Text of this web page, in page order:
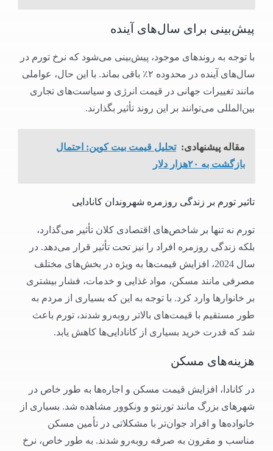
پیش‌بینی برای سال‌های آینده
با توجه به روندهای موجود، پیش‌بینی می‌شود که نرخ تورم در
سال‌های آینده در محدوده ۲٪ باقی بماند. با این حال، عواملی
مانند تغییرات جهانی در قیمت انرژی و سیاست‌های تجاری
بین‌المللی می‌توانند بر این روند تأثیر بگذارند.​
مقاله پیشنهادی: تحلیل قیمت بیت کوین: احتمال
بازگشت به ۲۰هزار دلار
تاثیر تورم بر زندگی روزمره شهروندان کانادایی
تورم نه تنها بر شاخص‌های اقتصادی کلان تأثیر می‌گذارد،
بلکه زندگی روزمره افراد را نیز تحت تأثیر قرار می‌دهد. در
سال 2024، افزایش قیمت‌ها به ویژه در بخش‌های مختلف
مصرفی مانند مسکن، مواد غذایی و خدمات، فشار بیشتری
بر خانوارها وارد کرد. با توجه به این که بسیاری از مردم به
طور مستقیم با قیمت‌های بالاتر روبه‌رو شدند، تورم باعث
شد که قدرت خرید بسیاری از کانادایی‌ها کاهش یابد.
هزینه‌های مسکن
در کانادا، افزایش قیمت مسکن و اجاره‌ها به طور خاص در
شهرهای بزرگ مانند تورنتو و ونکوور مشاهده شد. بسیاری از
خانواده‌ها و افراد جوان‌تر با مشکلاتی در تأمین مسکن
مناسب و مقرون به صرفه روبه‌رو شدند. به طور خاص، نرخ